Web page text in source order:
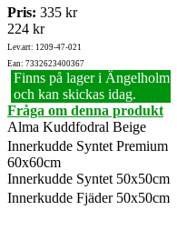
Pris: 335 kr
224 kr
Lev.art: 1209-47-021
Ean: 7332623400367
Finns på lager i Ängelholm
och kan skickas idag.
Fråga om denna produkt
Alma Kuddfodral Beige
Innerkudde Syntet Premium
60x60cm
Innerkudde Syntet 50x50cm
Innerkudde Fjäder 50x50cm